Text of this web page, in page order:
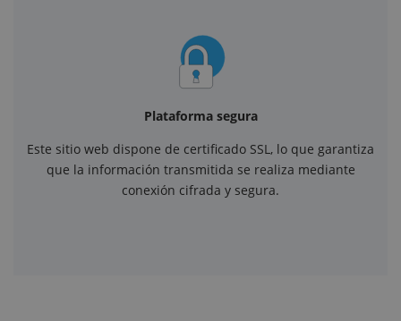
Plataforma segura
Este sitio web dispone de certificado SSL, lo que garantiza
que la información transmitida se realiza mediante
conexión cifrada y segura.